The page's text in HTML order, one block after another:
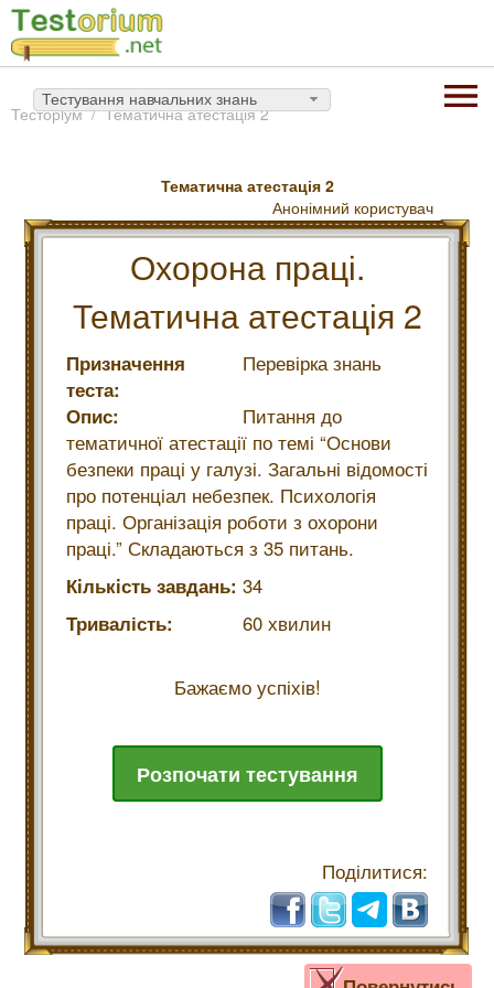
Тестування навчальних знань
Тесторiум Тематична атестація 2
Тематична атестація 2
Анонімний користувач
Охорона праці.
Тематична атестація 2
Призначення
теста:
Перевірка знань
Опис:
Питання до
тематичної атестації по темі “Основи
безпеки праці у галузі. Загальні відомості
про потенціал небезпек. Психологія
праці. Організація роботи з охорони
праці.” Складаються з 35 питань.
Кiлькiсть завдань: 34
Тривалість:
60 хвилин
Бажаємо успіхів!
Розпочати тестування
Поділитися: